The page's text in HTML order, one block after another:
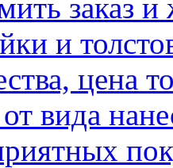
заказ
и
цена
вида